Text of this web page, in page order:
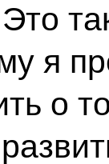
я
о